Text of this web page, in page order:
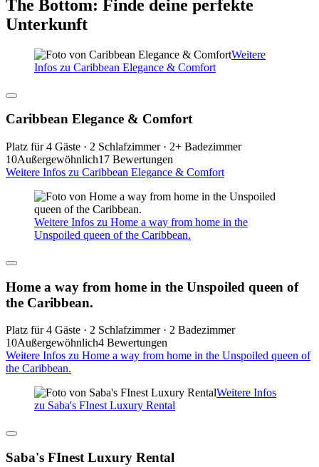
The Bottom: Finde deine perfekte
Unterkunft
Weitere
Infos zu Caribbean Elegance & Comfort
Caribbean Elegance & Comfort
Platz für 4 Gäste · 2 Schlafzimmer · 2+ Badezimmer
10Außergewöhnlich17 Bewertungen
Weitere Infos zu Caribbean Elegance & Comfort
Weitere Infos zu Home a way from home in the
Unspoiled queen of the Caribbean.
Home a way from home in the Unspoiled queen of
the Caribbean.
Platz für 4 Gäste · 2 Schlafzimmer · 2 Badezimmer
10Außergewöhnlich4 Bewertungen
Weitere Infos zu Home a way from home in the Unspoiled queen of
the Caribbean.
Weitere Infos
zu Saba's FInest Luxury Rental
Saba's FInest Luxury Rental